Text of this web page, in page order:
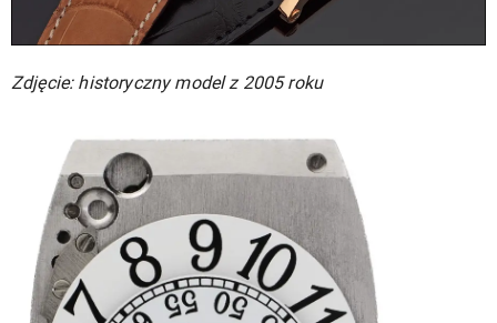
Zdjęcie: historyczny model z 2005 roku